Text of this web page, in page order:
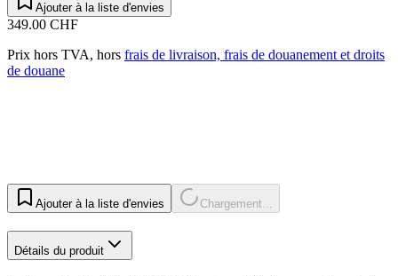
Ajouter à la liste d'envies
349.00 CHF
Prix hors TVA, hors frais de livraison, frais de douanement et droits
de douane
Ajouter à la liste d'envies Chargement...
Détails du produit